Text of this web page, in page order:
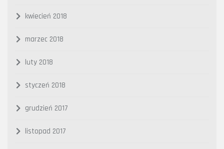
kwiecień 2018
marzec 2018
luty 2018
styczeń 2018
grudzień 2017
listopad 2017